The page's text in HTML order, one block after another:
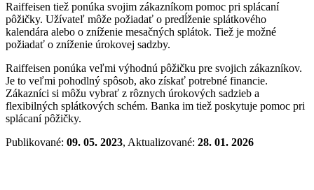
Raiffeisen tiež ponúka svojim zákazníkom pomoc pri splácaní
pôžičky. Užívateľ môže požiadať o predĺženie splátkového
kalendára alebo o zníženie mesačných splátok. Tiež je možné
požiadať o zníženie úrokovej sadzby.
Raiffeisen ponúka veľmi výhodnú pôžičku pre svojich zákazníkov.
Je to veľmi pohodlný spôsob, ako získať potrebné financie.
Zákazníci si môžu vybrať z rôznych úrokových sadzieb a
flexibilných splátkových schém. Banka im tiež poskytuje pomoc pri
splácaní pôžičky.
Publikované: 09. 05. 2023, Aktualizované: 28. 01. 2026